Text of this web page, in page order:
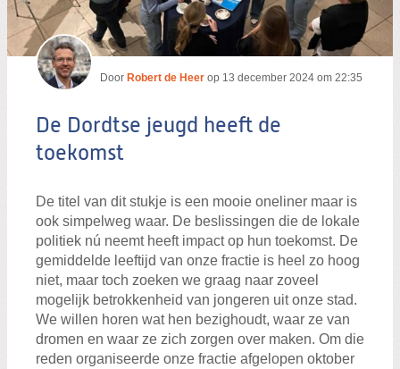
Door Robert de Heer op 13 december 2024 om 22:35
De Dordtse jeugd heeft de
toekomst
De titel van dit stukje is een mooie oneliner maar is
ook simpelweg waar. De beslissingen die de lokale
politiek nú neemt heeft impact op hun toekomst. De
gemiddelde leeftijd van onze fractie is heel zo hoog
niet, maar toch zoeken we graag naar zoveel
mogelijk betrokkenheid van jongeren uit onze stad.
We willen horen wat hen bezighoudt, waar ze van
dromen en waar ze zich zorgen over maken. Om die
reden organiseerde onze fractie afgelopen oktober